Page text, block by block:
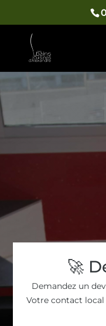
🚀
Demandez un
Votre contact